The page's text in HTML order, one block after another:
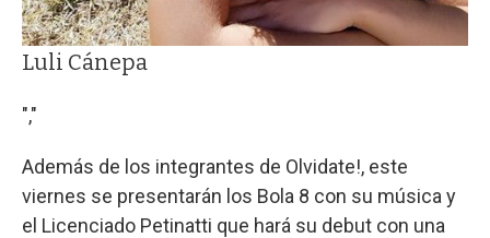
Luli Cánepa
","
Además de los integrantes de Olvidate!, este
viernes se presentarán los Bola 8 con su música y
el Licenciado Petinatti que hará su debut con una